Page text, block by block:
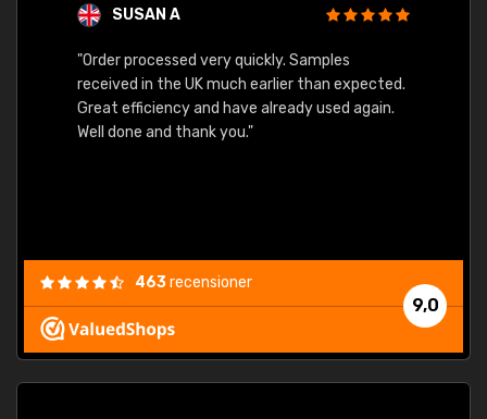
SUSAN A
"Order processed very quickly. Samples
received in the UK much earlier than expected.
Great efficiency and have already used again.
Well done and thank you."
9,0
463recensioner